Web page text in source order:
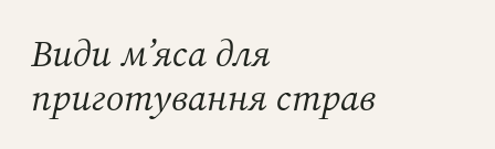
Види м’яса для
приготування страв